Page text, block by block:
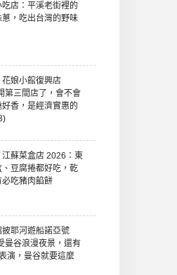
吃店：平溪老街裡的
，吃出台灣的野味
花娘小館復興店
第三間店了，會不會
香，是經濟實惠的
江蘇菜盒店 2026：東
豆腐捲都好吃，乾
吃豬肉餡餅
披耶河遊船諾亞號
曼谷浪漫夜景，還有
演，曼谷就要這麼